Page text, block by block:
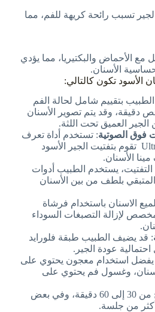
تسبب رائحة كريهة للفم، مما
مع الأحماض والبكتيريا، مما يؤدي
حساسية الأسنان.
الأسود تكون كالتالي:
الطبيب بتقييم شامل لحالة الفم
دقيقة، وقد يتم تصوير الأسنان
العميق تحت اللثة.
فوق الصوتية: تستخدم أداة تعرف
باسم Ultrasonic Scaler تقوم بتفتيت الجير الأسود
الأسنان.
التفتيت، يستخدم الطبيب أدوات
بلطف من بين الأسنان
الاسنان باستخدام فرشاة
لإزالة التصبغات السوداء
: قد يضيف الطبيب طبقة فلورايد
احتمالية عودة الجير.
يفضل استخدام معجون يحتوي على
وغسول فم يحتوي على
: تتراوح من 30 إلى 60 دقيقة، وفي بعض
من جلسة.